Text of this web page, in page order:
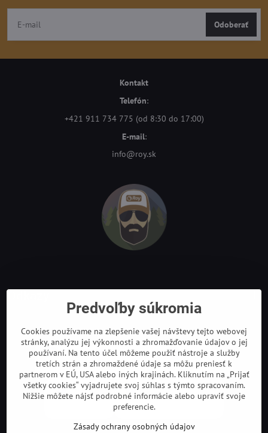
Odoberať
Kontakt
Telefón:
+421 911 734 775 (od 8:30 do 17:00)
E-mail:
info@roy.sk
Predvoľby súkromia
Cookies používame na zlepšenie vašej návštevy tejto webovej
stránky, analýzu jej výkonnosti a zhromažďovanie údajov o jej
používaní. Na tento účel môžeme použiť nástroje a služby
tretích strán a zhromaždené údaje sa môžu preniesť k
partnerom v EÚ, USA alebo iných krajinách. Kliknutím na „Prijať
všetky cookies“ vyjadrujete svoj súhlas s týmto spracovaním.
Nižšie môžete nájsť podrobné informácie alebo upraviť svoje
preferencie.
Zásady ochrany osobných údajov